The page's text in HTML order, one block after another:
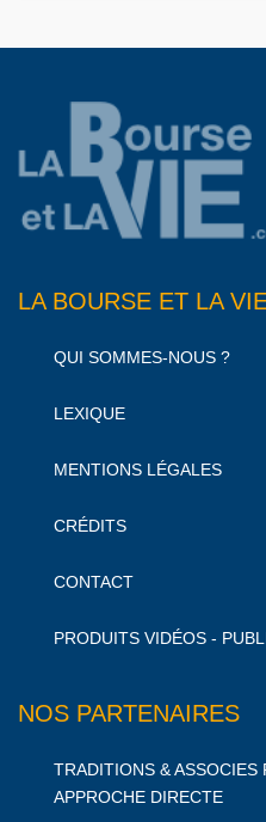
LA BOURSE ET LA
QUI SOMMES-NOUS ?
LEXIQUE
MENTIONS LÉGALES
CRÉDITS
CONTACT
PRODUITS VIDÉOS -
NOS PARTENAIRES
TRADITIONS & ASSOCIES
APPROCHE DIRECTE